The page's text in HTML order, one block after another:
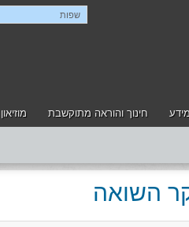
שפות
חינוך והוראה מתוקשבת מוזיאון
השואה